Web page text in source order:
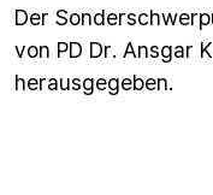
Der
von PD Dr. Ansgar
herausgegeben.